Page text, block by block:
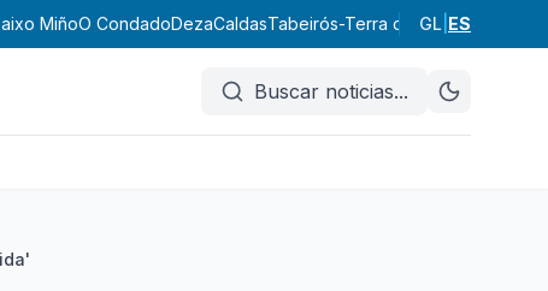
MiñoO CondadoDezaCaldasTabeirós-Terra de Montes
GL ES
Buscar noticias...